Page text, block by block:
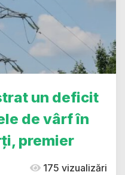
un deficit
de vârf în
premier
175 vizualizări